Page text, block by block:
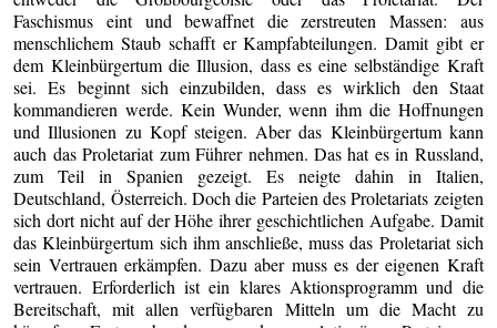
Faschismus eint und bewaffnet die zerstreuten Massen: aus
menschlichem Staub schafft er Kampfabteilungen. Damit gibt er
dem Kleinbürgertum die Illusion, dass es eine selbständige Kraft
sei. Es beginnt sich einzubilden, dass es wirklich den Staat
kommandieren werde. Kein Wunder, wenn ihm die Hoffnungen
und Illusionen zu Kopf steigen. Aber das Kleinbürgertum kann
auch das Proletariat zum Führer nehmen. Das hat es in Russland,
zum Teil in Spanien gezeigt. Es neigte dahin in Italien,
Deutschland, Österreich. Doch die Parteien des Proletariats zeigten
sich dort nicht auf der Höhe ihrer geschichtlichen Aufgabe. Damit
das Kleinbürgertum sich ihm anschließe, muss das Proletariat sich
sein Vertrauen erkämpfen. Dazu aber muss es der eigenen Kraft
vertrauen. Erforderlich ist ein klares Aktionsprogramm und die
Bereitschaft, mit allen verfügbaren Mitteln um die Macht zu